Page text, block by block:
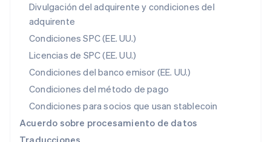
Divulgación del adquirente y condiciones del
adquirente
Condiciones SPC (EE. UU.)
Licencias de SPC (EE. UU.)
Condiciones del banco emisor (EE. UU.)
Condiciones del método de pago
Condiciones para socios que usan stablecoin
Acuerdo sobre procesamiento de datos
Traducciones
FrançaisDeutschEnglish
Malasia
English简体中文
English
México
Noruega
English
Nueva Zelanda